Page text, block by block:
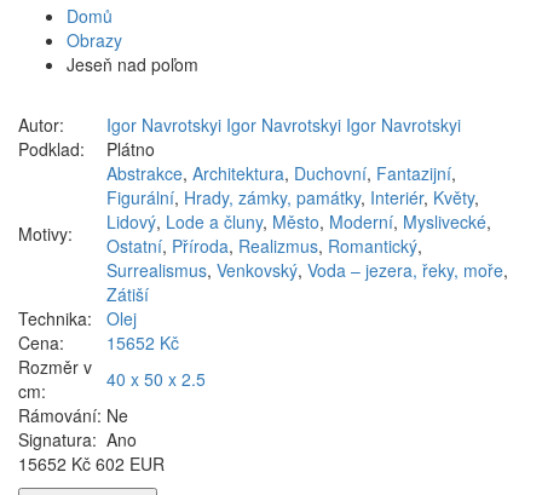
Domů
Obrazy
Jeseň nad poľom
Autor:
Igor Navrotskyi Igor Navrotskyi Igor Navrotskyi
Podklad:
Plátno
Motivy:
Abstrakce, Architektura, Duchovní, Fantazijní,
Figurální, Hrady, zámky, památky, Interiér, Květy,
Lidový, Lode a čluny, Město, Moderní, Myslivecké,
Ostatní, Příroda, Realizmus, Romantický,
Surrealismus, Venkovský, Voda – jezera, řeky, moře,
Zátiší
Technika:
Olej
Cena:
15652 Kč
Rozměr v
cm:
40 x 50 x 2.5
Rámování: Ne
Signatura: Ano
15652 Kč 602 EUR